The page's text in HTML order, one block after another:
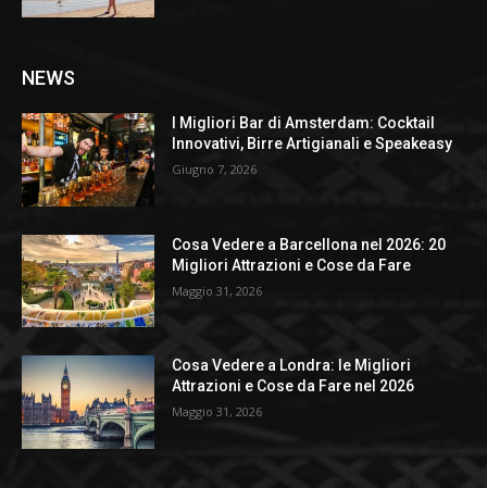
NEWS
I Migliori Bar di Amsterdam: Cocktail
Innovativi, Birre Artigianali e Speakeasy
Giugno 7, 2026
Cosa Vedere a Barcellona nel 2026: 20
Migliori Attrazioni e Cose da Fare
Maggio 31, 2026
Cosa Vedere a Londra: le Migliori
Attrazioni e Cose da Fare nel 2026
Maggio 31, 2026